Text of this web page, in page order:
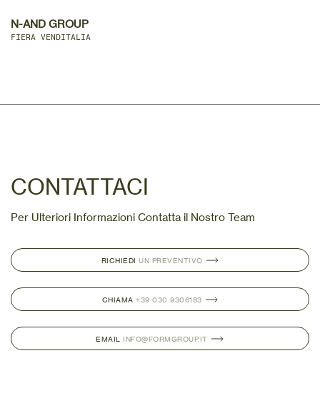
N-AND GROUP
FIERA VENDITALIA
CONTATTACI
Per Ulteriori Informazioni Contatta il Nostro Team
RICHIEDI UN PREVENTIVO
CHIAMA +39 030 9306183
EMAIL INFO@FORMGROUP.IT